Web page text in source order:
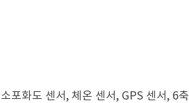
포화도 센서, 체온 센서, GPS 센서, 6축